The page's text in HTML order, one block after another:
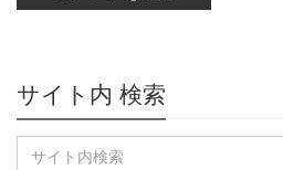
サイト内 検索